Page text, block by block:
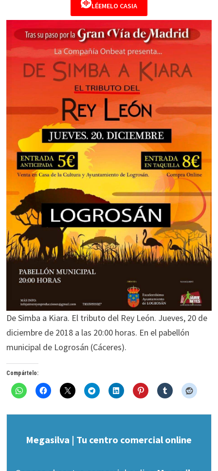
LÉEMELO CASIA
De Simba a Kiara. El tributo del Rey León. Jueves, 20 de
diciembre de 2018 a las 20:00 horas. En el pabellón
municipal de Logrosán (Cáceres).
Compártelo:
Megasilva | Tu centro comercial online